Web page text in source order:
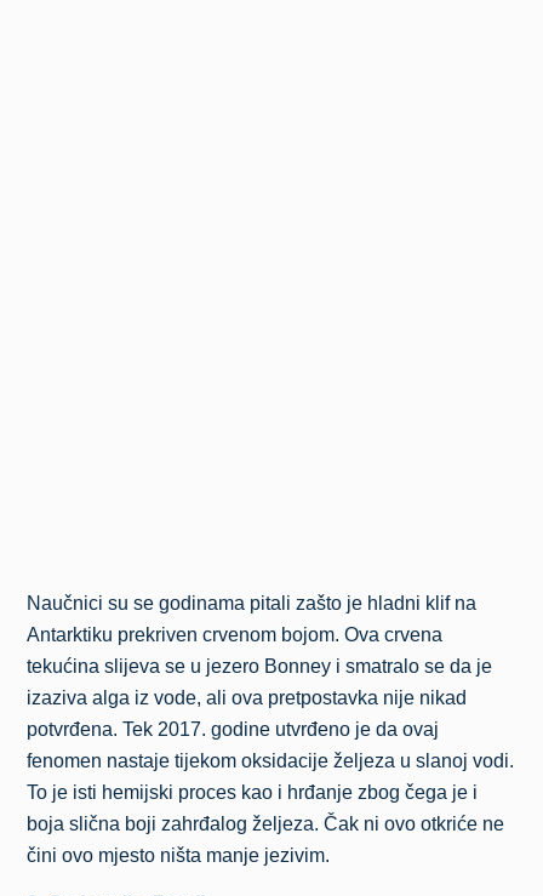
Naučnici su se godinama pitali zašto je hladni klif na
Antarktiku prekriven crvenom bojom. Ova crvena
tekućina slijeva se u jezero Bonney i smatralo se da je
izaziva alga iz vode, ali ova pretpostavka nije nikad
potvrđena. Tek 2017. godine utvrđeno je da ovaj
fenomen nastaje tijekom oksidacije željeza u slanoj vodi.
To je isti hemijski proces kao i hrđanje zbog čega je i
boja slična boji zahrđalog željeza. Čak ni ovo otkriće ne
čini ovo mjesto ništa manje jezivim.